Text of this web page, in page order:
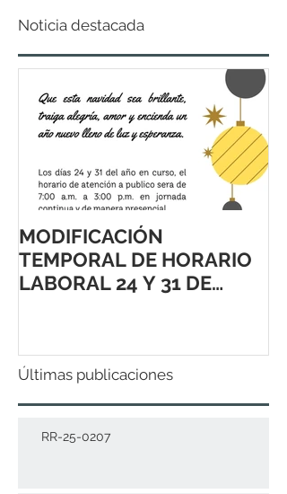
Noticia destacada
MODIFICACIÓN
TEMPORAL DE HORARIO
LABORAL 24 Y 31 DE
Últimas publicaciones
RR-25-0207